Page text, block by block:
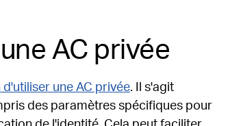
AC privée
d'utiliser une AC privée. Il s'agit
des paramètres spécifiques pour